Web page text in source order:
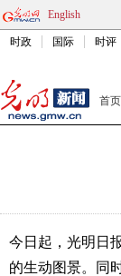
English
时政 国际 时评
首页
今日起，光明日
的生动图景。同